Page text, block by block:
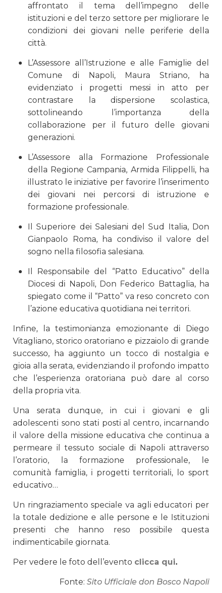
affrontato il tema dell’impegno delle
istituzioni e del terzo settore per migliorare le
condizioni dei giovani nelle periferie della
città.
L’Assessore all’Istruzione e alle Famiglie del
Comune di Napoli, Maura Striano, ha
evidenziato i progetti messi in atto per
contrastare la dispersione scolastica,
sottolineando l’importanza della
collaborazione per il futuro delle giovani
generazioni.
L’Assessore alla Formazione Professionale
della Regione Campania, Armida Filippelli, ha
illustrato le iniziative per favorire l’inserimento
dei giovani nei percorsi di istruzione e
formazione professionale.
Il Superiore dei Salesiani del Sud Italia, Don
Gianpaolo Roma, ha condiviso il valore del
sogno nella filosofia salesiana.
Il Responsabile del “Patto Educativo” della
Diocesi di Napoli, Don Federico Battaglia, ha
spiegato come il “Patto” va reso concreto con
l’azione educativa quotidiana nei territori.
Infine, la testimonianza emozionante di Diego
Vitagliano, storico oratoriano e pizzaiolo di grande
successo, ha aggiunto un tocco di nostalgia e
gioia alla serata, evidenziando il profondo impatto
che l’esperienza oratoriana può dare al corso
della propria vita.
Una serata dunque, in cui i giovani e gli
adolescenti sono stati posti al centro, incarnando
il valore della missione educativa che continua a
permeare il tessuto sociale di Napoli attraverso
l’oratorio, la formazione professionale, le
comunità famiglia, i progetti territoriali, lo sport
educativo…
Un ringraziamento speciale va agli educatori per
la totale dedizione e alle persone e le Istituzioni
presenti che hanno reso possibile questa
indimenticabile giornata.
Per vedere le foto dell’evento clicca qui.
Fonte: Sito Ufficiale don Bosco Napoli